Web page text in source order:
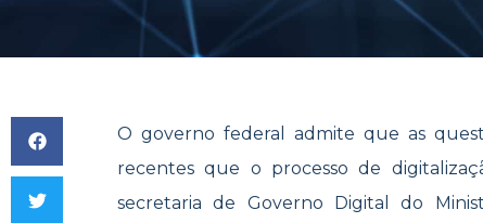
O governo federal admite que as
recentes que o processo de
secretaria de Governo Digital do